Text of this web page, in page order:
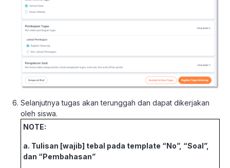
Selanjutnya tugas akan terunggah dan dapat dikerjakan
oleh siswa.
NOTE:
a. Tulisan [wajib] tebal pada template “No”, “Soal”,
dan “Pembahasan”